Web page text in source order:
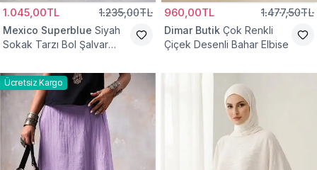
1.045,00TL 1.235,00TL
Mexico Superblue Siyah
Sokak Tarzı Bol Şalvar
960,00TL 1.477,50TL
Dimar Butik Çok Renkli
Çiçek Desenli Bahar Elbise
Ücretsiz Kargo